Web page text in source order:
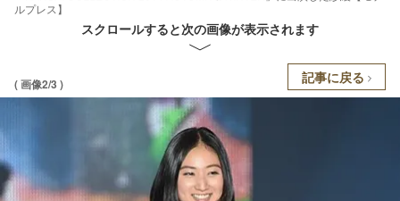
ルプレス】
スクロールすると次の画像が表示されます
( 画像2/3 ) 記事に戻る